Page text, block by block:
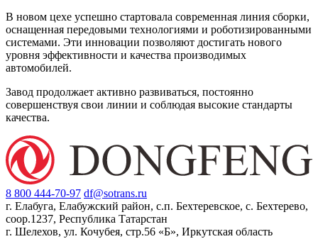
В новом цехе успешно стартовала современная линия сборки,
оснащенная передовыми технологиями и роботизированными
системами. Эти инновации позволяют достигать нового
уровня эффективности и качества производимых
автомобилей.
Завод продолжает активно развиваться, постоянно
совершенствуя свои линии и соблюдая высокие стандарты
качества.
8 800 444-70-97 df@sotrans.ru
г. Елабуга, Елабужский район, с.п. Бехтеревское, с. Бехтерево,
соор.1237, Республика Татарстан
г. Шелехов, ул. Кочубея, стр.56 «Б», Иркутская область